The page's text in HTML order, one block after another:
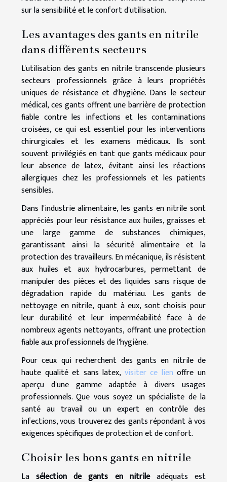
sur la sensibilité et le confort d'utilisation.
Les avantages des gants en nitrile
dans différents secteurs
L'utilisation des gants en nitrile transcende plusieurs
secteurs professionnels grâce à leurs propriétés
uniques de résistance et d'hygiène. Dans le secteur
médical, ces gants offrent une barrière de protection
fiable contre les infections et les contaminations
croisées, ce qui est essentiel pour les interventions
chirurgicales et les examens médicaux. Ils sont
souvent privilégiés en tant que gants médicaux pour
leur absence de latex, évitant ainsi les réactions
allergiques chez les professionnels et les patients
sensibles.
Dans l'industrie alimentaire, les gants en nitrile sont
appréciés pour leur résistance aux huiles, graisses et
une large gamme de substances chimiques,
garantissant ainsi la sécurité alimentaire et la
protection des travailleurs. En mécanique, ils résistent
aux huiles et aux hydrocarbures, permettant de
manipuler des pièces et des liquides sans risque de
dégradation rapide du matériau. Les gants de
nettoyage en nitrile, quant à eux, sont choisis pour
leur durabilité et leur imperméabilité face à de
nombreux agents nettoyants, offrant une protection
fiable aux professionnels de l'hygiène.
Pour ceux qui recherchent des gants en nitrile de
haute qualité et sans latex, visiter ce lien offre un
aperçu d'une gamme adaptée à divers usages
professionnels. Que vous soyez un spécialiste de la
santé au travail ou un expert en contrôle des
infections, vous trouverez des gants répondant à vos
exigences spécifiques de protection et de confort.
Choisir les bons gants en nitrile
Lasélection de gants en nitrileadéquats est